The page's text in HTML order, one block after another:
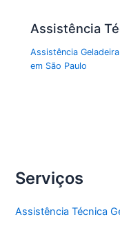
Assistência
Assistência Geladeira
em São Paulo
Serviços
Assistência Técnica